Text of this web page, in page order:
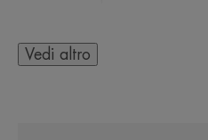
contiene il minimo di
Vedi altro